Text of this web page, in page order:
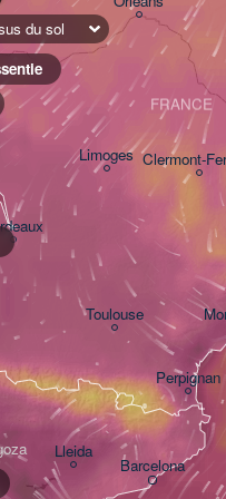
du sol
Barcelona
Perpignan
Lleida
Clermont-
Limoges
Toulouse
FRANCE